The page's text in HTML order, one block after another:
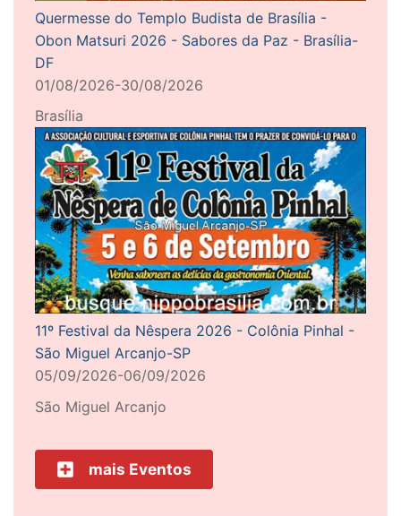
Quermesse do Templo Budista de Brasília -
Obon Matsuri 2026 - Sabores da Paz - Brasília-
DF
01/08/2026-30/08/2026
Brasília
11º Festival da Nêspera 2026 - Colônia Pinhal -
São Miguel Arcanjo-SP
05/09/2026-06/09/2026
São Miguel Arcanjo
mais Eventos